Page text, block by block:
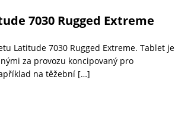
7030 Rugged Extreme
Latitude 7030 Rugged Extreme. Tablet je
za provozu koncipovaný pro
na těžební […]